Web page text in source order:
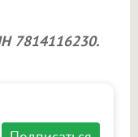
7814116230.